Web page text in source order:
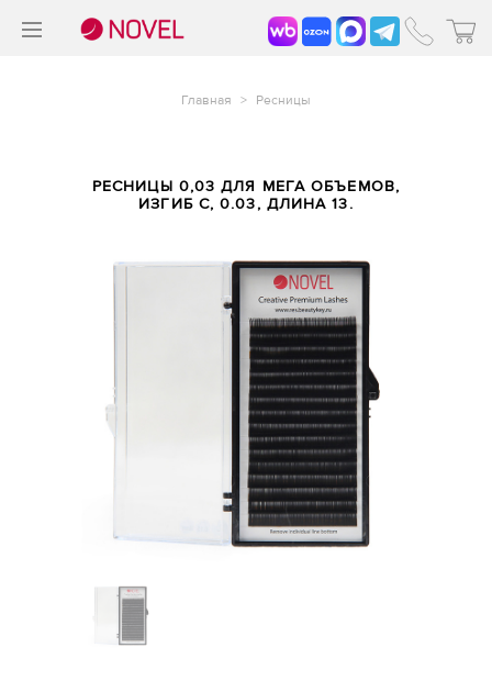
Главная > Ресницы
РЕСНИЦЫ 0,03 ДЛЯ МЕГА ОБЪЕМОВ,
ИЗГИБ C, 0.03, ДЛИНА 13.